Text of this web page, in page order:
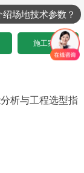
施工案例
析与工程选型指
场
施工
绍场地技术参数？